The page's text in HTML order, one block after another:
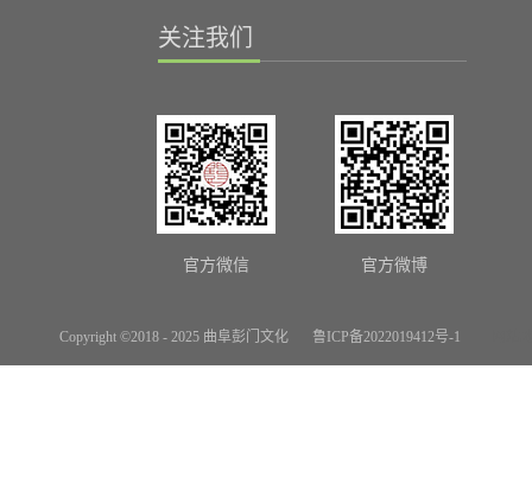
Copyright ©2018 - 2025 曲阜彭门文化 鲁ICP备2022019412号-1
关注我们
官方微信 官方微博